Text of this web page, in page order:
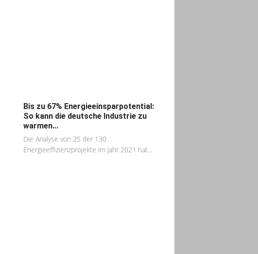
Bis zu 67% Energieeinsparpotential:
So kann die deutsche Industrie zu
warmen...
Die Analyse von 25 der 130
Energieeffizienzprojekte im Jahr 2021 hat...